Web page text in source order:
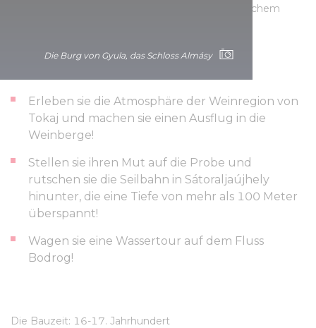
Die Burg von Gyula, das Schloss Almásy
Sie können die Räume des Schlosses mit historischem
Sehenswürdigkeiten in der Umgebung:
Erleben sie die Atmosphäre der Weinregion von
Tokaj und machen sie einen Ausflug in die
Weinberge!
Stellen sie ihren Mut auf die Probe und
rutschen sie die Seilbahn in Sátoraljaújhely
hinunter, die eine Tiefe von mehr als 100 Meter
überspannt!
Wagen sie eine Wassertour auf dem Fluss
Bodrog!
Die Bauzeit: 16-17. Jahrhundert